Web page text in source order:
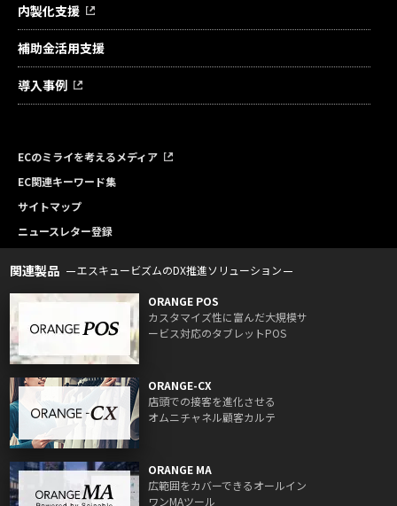
内製化支援
補助金活用支援
導入事例
ECのミライを考えるメディア
EC関連キーワード集
サイトマップ
ニュースレター登録
関連製品 エスキュービズムのDX推進ソリューション
ORANGE POS
カスタマイズ性に富んだ大規模サ
ービス対応のタブレットPOS
ORANGE-CX
店頭での接客を進化させる
オムニチャネル顧客カルテ
ORANGE MA
広範囲をカバーできるオールイン
ワンMAツール